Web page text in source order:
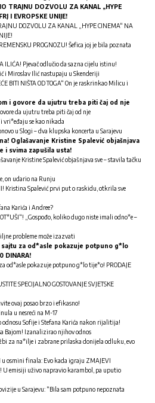
TRAJNU DOZVOLU ZA KANAL „HYPE
I EVROPSKE UNIJE!
DOZVOLU ZA KANAL „HYPE CINEMA“ NA
PROGNOZU! Šefica joj je bila poznata
ILIĆA! Pjevač odlučio da sazna cijelu istinu!
i Miroslav Ilić nastupaju u Skenderiji
BITI NIŠTA OD TOGA“ On je raskrinkao Milicu i
i govore da ujutru treba piti čaj od nje
da ujutru treba piti čaj od nje
vri*eđaju se kao nikada
u Slogi – dva klupska koncerta u Sarajevu
Oglašavanje Kristine Spalević objašnjava
i svima zapušila usta!
Kristine Spalević objašnjava sve – stavila tačku
on udario na Runju
Kristina Spalević prvi put o raskidu, otkrila sve
Karića i Andree?
„Gospođo, koliko dugo niste imali odno*e –
probleme može izazvati
sajtu za od*asle pokazuje potpuno g*lo
DINARA!
od*asle pokazuje potpuno g*lo tije*o! PRODAJE
SPECIJALNO GOSTOVANJE SVJETSKE
ovaj posao brzo i efikasno!
u nesreći na M-17
odnosu Sofije i Stefana Karića nakon rijalitija!
Bajom! Izanalizirao njihov odnos
za na*ilje i zabrane prilaska donijela odluku, evo
osmini finala: Evo kada igraju ZMAJEVI
U emisiji uživo napravio karambol, pa uputio
u Sarajevu: “Bila sam potpuno nepoznata